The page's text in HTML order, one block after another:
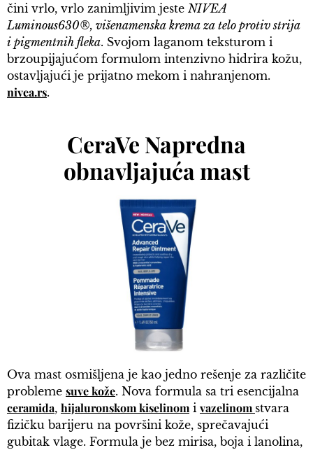
čini vrlo, vrlo zanimljivim jeste NIVEA
Luminous630®, višenamenska krema za telo protiv strija
i pigmentnih fleka. Svojom laganom teksturom i
brzoupijajućom formulom intenzivno hidrira kožu,
ostavljajući je prijatno mekom i nahranjenom.
nivea.rs.
CeraVe Napredna
obnavljajuća mast
Ova mast osmišljena je kao jedno rešenje za različite
probleme suve kože. Nova formula sa tri esencijalna
ceramida, hijaluronskom kiselinomi vazelinom stvara
fizičku barijeru na površini kože, sprečavajući
gubitak vlage. Formula je bez mirisa, boja i lanolina,